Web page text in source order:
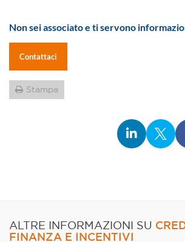
Non sei associato e ti servono
Contattaci
Stampa
ALTRE INFORMAZIONI SU
FINANZA E INCENTIVI